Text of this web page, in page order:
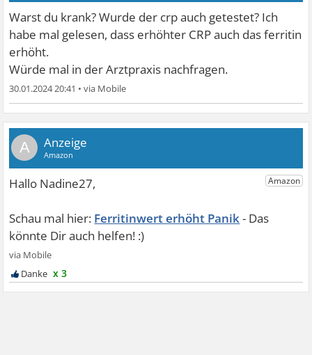
Warst du krank? Wurde der crp auch getestet? Ich
habe mal gelesen, dass erhöhter CRP auch das ferritin
erhöht.
Würde mal in der Arztpraxis nachfragen.
30.01.2024 20:41 •
A
Ferritinwert erhöht Panik
x 3